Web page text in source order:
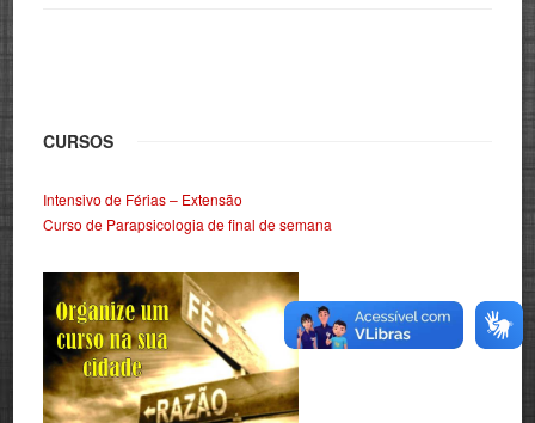
CURSOS
Intensivo de Férias – Extensão
Curso de Parapsicologia de final de semana